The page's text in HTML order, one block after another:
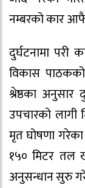
नम्बरको कार आफै
दुर्घटनामा परी
विकास
श्रेष्ठका अनुसार
उपचारको
मृत घोषणा
१५० मिटर तल
अनुसन्धान सुरु